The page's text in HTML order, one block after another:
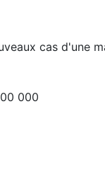
cas d'une
000